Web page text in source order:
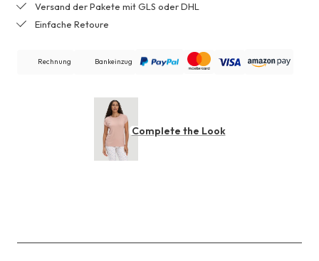
Versand der Pakete mit GLS oder DHL
Einfache Retoure
Rechnung Bankeinzug
Complete the Look